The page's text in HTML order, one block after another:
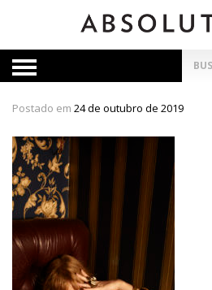
por:
Postado em 24 de outubro de 2019